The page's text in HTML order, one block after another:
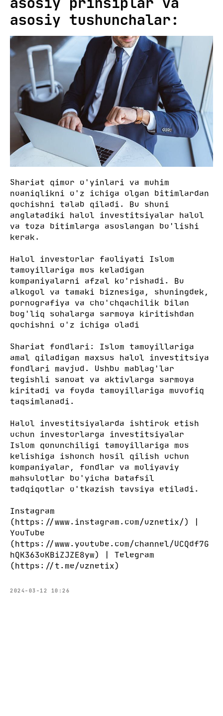
asosiy tushunchalar:
Shariat qimor o'yinlari va muhim
noaniqlikni o'z ichiga olgan bitimlardan
qochishni talab qiladi. Bu shuni
anglatadiki halol investitsiyalar halol
va toza bitimlarga asoslangan bo'lishi
kerak.
Halol investorlar faoliyati Islom
tamoyillariga mos keladigan
kompaniyalarni afzal ko'rishadi. Bu
alkogol va tamaki biznesiga, shuningdek,
pornografiya va cho'chqachilik bilan
bog'liq sohalarga sarmoya kiritishdan
qochishni o'z ichiga oladi
Shariat fondlari: Islom tamoyillariga
amal qiladigan maxsus halol investitsiya
fondlari mavjud. Ushbu mablag'lar
tegishli sanoat va aktivlarga sarmoya
kiritadi va foyda tamoyillariga muvofiq
taqsimlanadi.
Halol investitsiyalarda ishtirok etish
uchun investorlarga investitsiyalar
Islom qonunchiligi tamoyillariga mos
kelishiga ishonch hosil qilish uchun
kompaniyalar, fondlar va moliyaviy
mahsulotlar bo'yicha batafsil
tadqiqotlar o'tkazish tavsiya etiladi.
Instagram
(https://www.instagram.com/uznetix/) |
YouTube
(https://www.youtube.com/channel/UCQdf7G
hQK363oKBiZJZE8yw) | Telegram
(https://t.me/uznetix)
2024-03-12 10:26